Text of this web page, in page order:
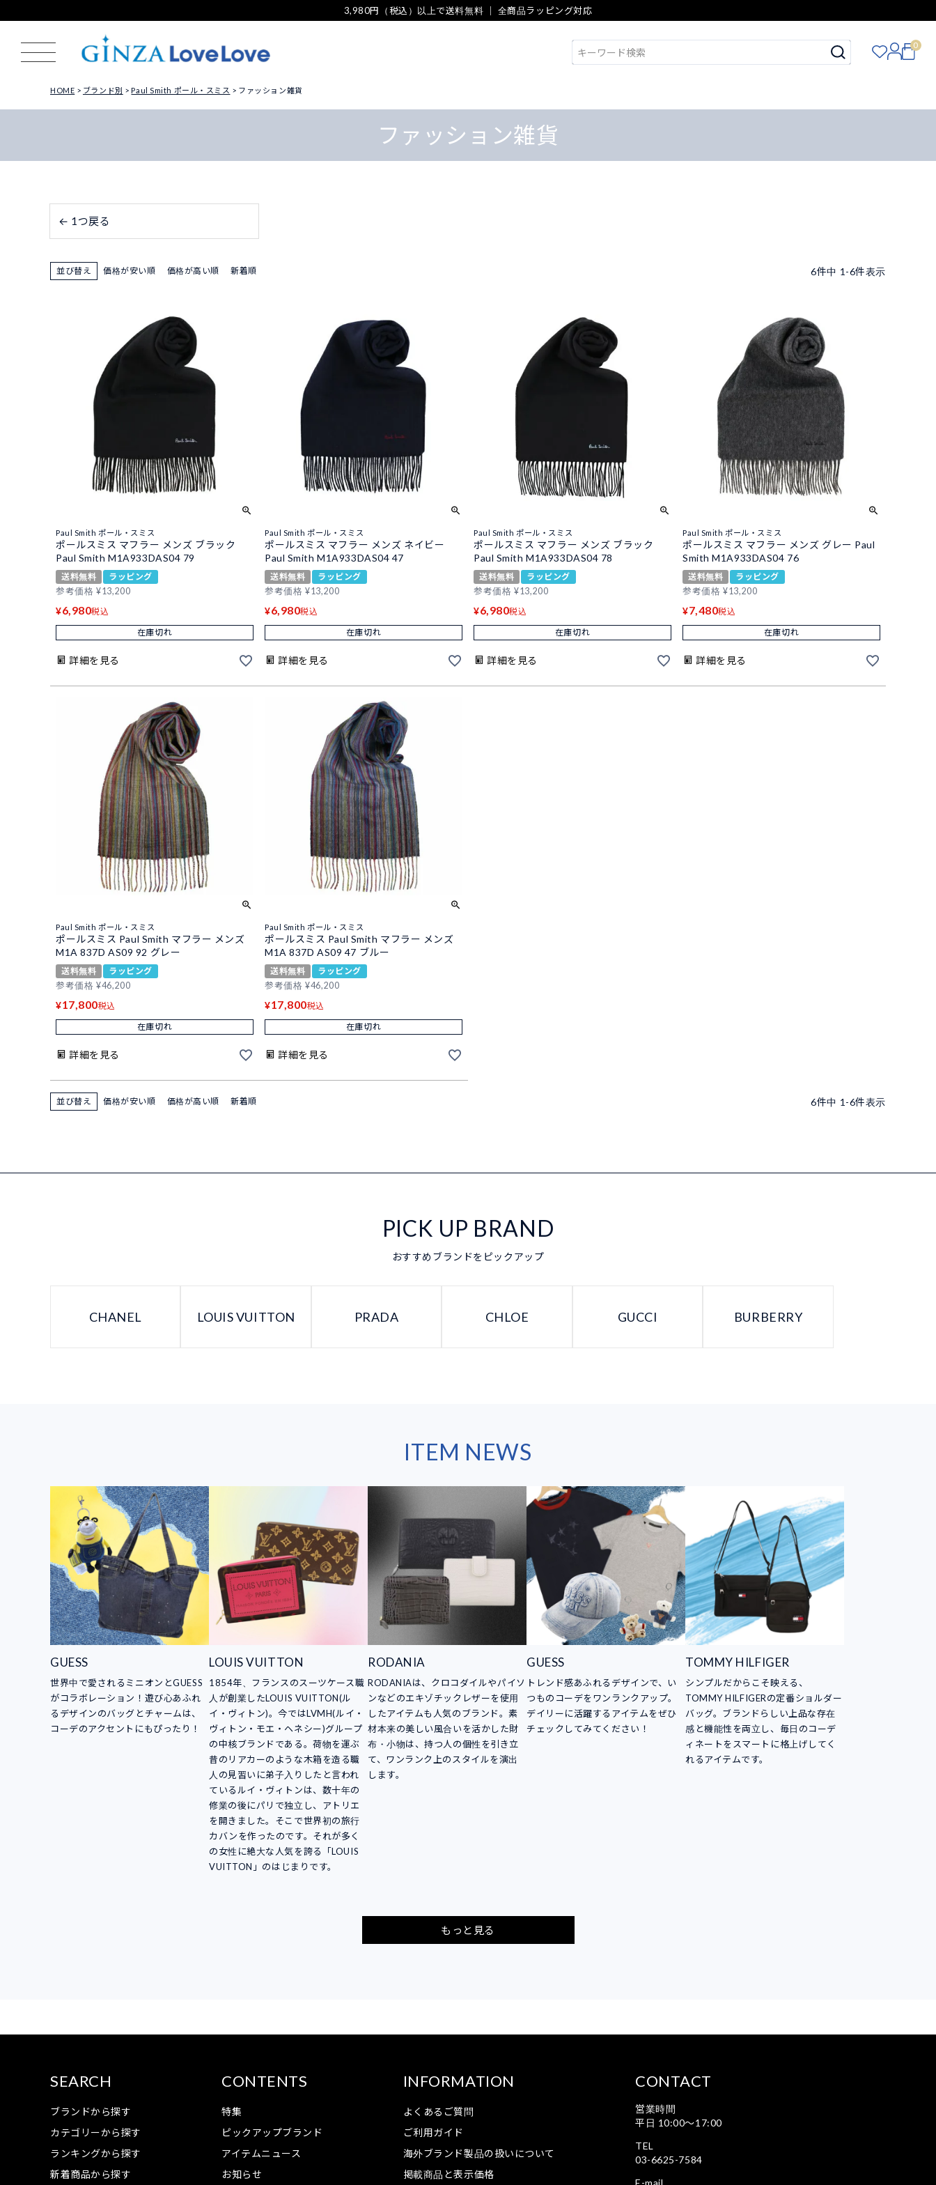
3,980円（税込）以上で送料無料 ｜ 全商品ラッピング対応
0
HOME ブランド別 Paul Smith ポール・スミス ファッション雑貨
ファッション雑貨
← 1つ戻る
並び替え 価格が安い順 価格が高い順 新着順 6件中 1 -6件表示
Paul Smith ポール・スミス
ポールスミス マフラー メンズ ブラック
Paul Smith M1A933DAS04 79
送料無料
ラッピング
参考価格 ¥13,200
¥6,980税込
在庫切れ
詳細を見る
Paul Smith ポール・スミス
ポールスミス マフラー メンズ ネイビー
Paul Smith M1A933DAS04 47
送料無料
ラッピング
参考価格 ¥13,200
¥6,980税込
在庫切れ
詳細を見る
Paul Smith ポール・スミス
ポールスミス マフラー メンズ ブラック
Paul Smith M1A933DAS04 78
送料無料
ラッピング
参考価格 ¥13,200
¥6,980税込
在庫切れ
詳細を見る
Paul Smith ポール・スミス
ポールスミス マフラー メンズ グレー Paul
Smith M1A933DAS04 76
送料無料
ラッピング
参考価格 ¥13,200
¥7,480税込
在庫切れ
詳細を見る
Paul Smith ポール・スミス
ポールスミス Paul Smith マフラー メンズ
M1A 837D AS09 92 グレー
送料無料
ラッピング
参考価格 ¥46,200
¥17,800税込
在庫切れ
詳細を見る
Paul Smith ポール・スミス
ポールスミス Paul Smith マフラー メンズ
M1A 837D AS09 47 ブルー
送料無料
ラッピング
参考価格 ¥46,200
¥17,800税込
在庫切れ
詳細を見る
並び替え 価格が安い順 価格が高い順 新着順 6件中 1 -6件表示
PICK UP BRAND
おすすめブランドをピックアップ
CHANEL LOUIS VUITTON PRADA CHLOE GUCCI BURBERRY
ITEM NEWS
GUESS
世界中で愛されるミニオンとGUESS
がコラボレーション！遊び心あふれ
るデザインのバッグとチャームは、
コーデのアクセントにもぴったり！
LOUIS VUITTON
1854年、フランスのスーツケース職
人が創業したLOUIS VUITTON(ル
イ・ヴィトン)。今ではLVMH(ルイ・
ヴィトン・モエ・ヘネシー)グループ
の中核ブランドである。荷物を運ぶ
昔のリアカーのような木箱を造る職
人の見習いに弟子入りしたと言われ
ているルイ・ヴィトンは、数十年の
修業の後にパリで独立し、アトリエ
を開きました。そこで世界初の旅行
カバンを作ったのです。それが多く
の女性に絶大な人気を誇る「LOUIS
VUITTON」のはじまりです。
RODANIA
RODANIAは、クロコダイルやパイソ
ンなどのエキゾチックレザーを使用
したアイテムも人気のブランド。素
材本来の美しい風合いを活かした財
布・小物は、持つ人の個性を引き立
て、ワンランク上のスタイルを演出
します。
GUESS
トレンド感あふれるデザインで、い
つものコーデをワンランクアップ。
デイリーに活躍するアイテムをぜひ
チェックしてみてください！
TOMMY HILFIGER
シンプルだからこそ映える、
TOMMY HILFIGERの定番ショルダー
バッグ。ブランドらしい上品な存在
感と機能性を両立し、毎日のコーデ
ィネートをスマートに格上げしてく
れるアイテムです。
もっと見る
SEARCH
ブランドから探す
カテゴリーから探す
ランキングから探す
新着商品から探す
CONTENTS
特集
ピックアップブランド
アイテムニュース
お知らせ
INFORMATION
よくあるご質問
ご利用ガイド
海外ブランド製品の扱いについて
掲載商品と表示価格
CONTACT
営業時間
平日 10:00〜17:00
TEL
03-6625-7584
E-mail